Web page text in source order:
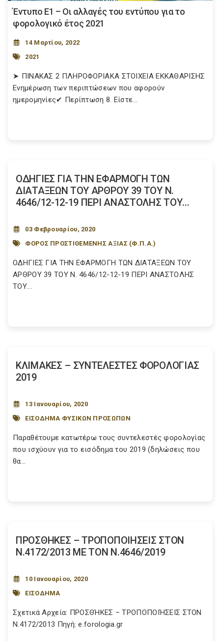
Έντυπο E1 – Οι αλλαγές του εντύπου για το
φορολογικό έτος 2021
14 Μαρτίου, 2022
2021
➤ ΠΙΝΑΚΑΣ 2 ΠΛΗΡΟΦΟΡΙΑΚΑ ΣΤΟΙΧΕΙΑ ΕΚΚΑΘΑΡΙΣΗΣ
Ενημέρωση των περιπτώσεων που αφορούν
ημερομηνίες✔ Περίπτωση 8. Είστε...
ΟΔΗΓΙΕΣ ΓΙΑ ΤΗΝ ΕΦΑΡΜΟΓΗ ΤΩΝ
ΔΙΑΤΑΞΕΩΝ ΤΟΥ ΑΡΘΡΟΥ 39 ΤΟΥ Ν.
4646/12-12-19 ΠΕΡΙ ΑΝΑΣΤΟΛΗΣ ΤΟΥ...
03 Φεβρουαρίου, 2020
ΦΟΡΟΣ ΠΡΟΣΤΙΘΕΜΕΝΗΣ ΑΞΙΑΣ (Φ.Π.Α.)
ΟΔΗΓΙΕΣ ΓΙΑ ΤΗΝ ΕΦΑΡΜΟΓΗ ΤΩΝ ΔΙΑΤΑΞΕΩΝ ΤΟΥ
ΑΡΘΡΟΥ 39 ΤΟΥ Ν. 4646/12-12-19 ΠΕΡΙ ΑΝΑΣΤΟΛΗΣ
ΤΟΥ...
ΚΛΙΜΑΚΕΣ – ΣΥΝΤΕΛΕΣΤΕΣ ΦΟΡΟΛΟΓΙΑΣ
2019
13 Ιανουαρίου, 2020
ΕΙΣΟΔΗΜΑ ΦΥΣΙΚΩΝ ΠΡΟΣΩΠΩΝ
Παραθέτουμε κατωτέρω τους συντελεστές φορολογίας
που ισχύουν για το εισόδημα του 2019 (δηλώσεις που
θα...
ΠΡΟΣΘΗΚΕΣ – ΤΡΟΠΟΠΟΙΗΣΕΙΣ ΣΤΟΝ
Ν.4172/2013 ΜΕ ΤΟΝ Ν.4646/2019
10 Ιανουαρίου, 2020
ΕΙΣΟΔΗΜΑ
Σχετικά Αρχεία: ΠΡΟΣΘΉΚΕΣ – ΤΡΟΠΟΠΟΙΉΣΕΙΣ ΣΤΟΝ
Ν.4172/2013 Πηγή: e.forologia.gr